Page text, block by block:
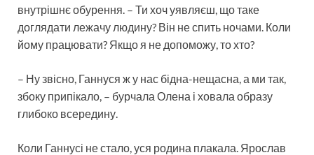
внутрішнє обурення. – Ти хоч уявляєш, що таке
доглядати лежачу людину? Він не спить ночами. Коли
йому працювати? Якщо я не допоможу, то хто?
– Ну звісно, Ганнуся ж у нас бідна-нещасна, а ми так,
збоку припікало, – бурчала Олена і ховала образу
глибоко всередину.
Коли Ганнусі не стало, уся родина плакала. Ярослав